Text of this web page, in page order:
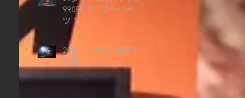
990RC Rパワーパー
ツ！！
2027 790DUKE発売
決定！！